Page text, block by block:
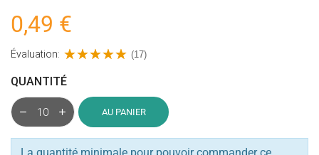
0,49 €
Évaluation: (17)
QUANTITÉ
AU PANIER
La quantité minimale pour pouvoir commander ce